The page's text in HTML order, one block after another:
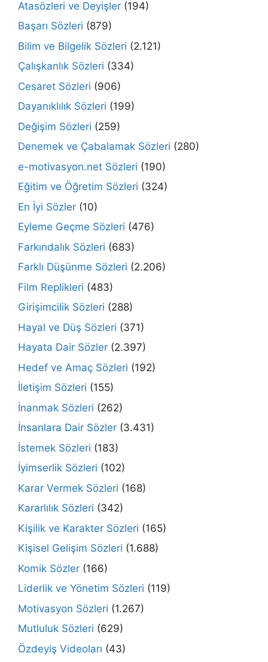
Atasözleri ve Deyişler (194)
Başarı Sözleri (879)
Bilim ve Bilgelik Sözleri (2.121)
Çalışkanlık Sözleri (334)
Cesaret Sözleri (906)
Dayanıklılık Sözleri (199)
Değişim Sözleri (259)
Denemek ve Çabalamak Sözleri (280)
e-motivasyon.net Sözleri (190)
Eğitim ve Öğretim Sözleri (324)
En İyi Sözler (10)
Eyleme Geçme Sözleri (476)
Farkındalık Sözleri (683)
Farklı Düşünme Sözleri (2.206)
Film Replikleri (483)
Girişimcilik Sözleri (288)
Hayal ve Düş Sözleri (371)
Hayata Dair Sözler (2.397)
Hedef ve Amaç Sözleri (192)
İletişim Sözleri (155)
İnanmak Sözleri (262)
İnsanlara Dair Sözler (3.431)
İstemek Sözleri (183)
İyimserlik Sözleri (102)
Karar Vermek Sözleri (168)
Kararlılık Sözleri (342)
Kişilik ve Karakter Sözleri (165)
Kişisel Gelişim Sözleri (1.688)
Komik Sözler (166)
Liderlik ve Yönetim Sözleri (119)
Motivasyon Sözleri (1.267)
Mutluluk Sözleri (629)
Özdeyiş Videoları (43)